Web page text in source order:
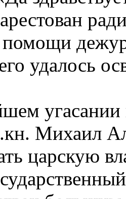
удалось
угасании
Михаил
царскую